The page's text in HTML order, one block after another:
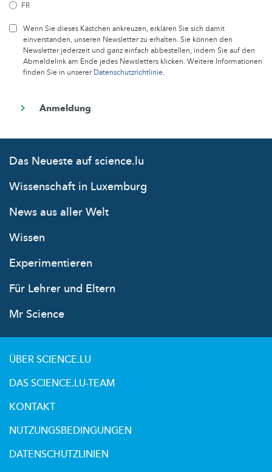
FR
Wenn Sie dieses Kästchen ankreuzen, erklären Sie sich damit
einverstanden, unseren Newsletter zu erhalten. Sie können den
Newsletter jederzeit und ganz einfach abbestellen, indem Sie auf den
Abmeldelink am Ende jedes Newsletters klicken. Weitere Informationen
finden Sie in unsererDatenschutzrichtlinie.
Das Neueste auf science.lu
Wissenschaft in Luxemburg
News aus aller Welt
Wissen
Experimentieren
Für Lehrer und Eltern
Mr Science
ÜBER SCIENCE.LU
DAS SCIENCE.LU-TEAM
KONTAKT
NUTZUNGSBEDINGUNGEN
DATENSCHUTZLINIEN